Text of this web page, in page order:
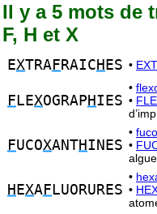
Il y a 5 mots de
F, H et X
EXTRAF RAIC H ES •
F LEXOGRAP H IES
•
•
FUCOXANTH INES
•
•
H EXAF LUORURES
•
•